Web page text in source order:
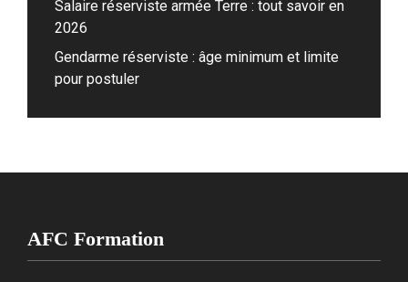
Salaire réserviste armée Terre : tout savoir en
2026
Gendarme réserviste : âge minimum et limite
pour postuler
AFC Formation